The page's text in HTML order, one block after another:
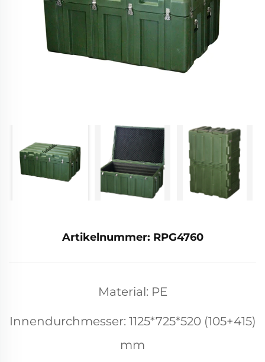
Artikelnummer: RPG4760
Material: PE
Innendurchmesser: 1125*725*520 (105+415)
mm